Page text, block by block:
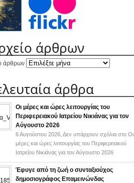
άρθρων
άρθρων
άρθρα
Οι μέρες και ώρες λειτουργίας του
Περιφερειακού Ιατρείου Νικιάνας για τον
Αύγουστο 2026
6 Αυγούστου 2026, Δεν υπάρχουν σχόλια στο Οι
μέρες και ώρες λειτουργίας του Περιφερειακού
Ιατρείου Νικιάνας για τον Αύγουστο 2026
Έφυγε από τη ζωή ο συνταξιούχος
δημοσιογράφος Επαμεινώνδας